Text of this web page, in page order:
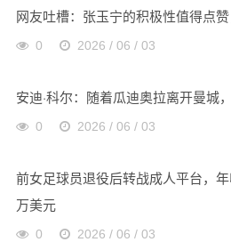
网友吐槽：张玉宁的积极性值得点
0 2026 / 06 / 03
安迪·科尔：随着瓜迪奥拉离开曼城
0 2026 / 06 / 03
前女足球员退役后转战成人平台，
万美元
0 2026 / 06 / 03